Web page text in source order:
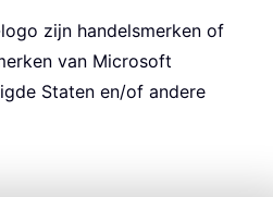
zijn handelsmerken of
van Microsoft
Staten en/of andere